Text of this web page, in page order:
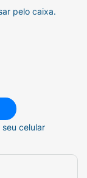
pelo caixa.
celular